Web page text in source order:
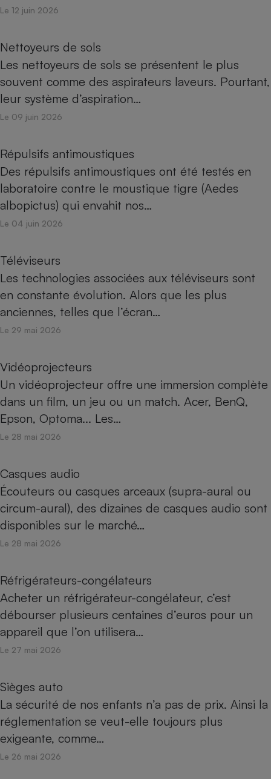
Le 12 juin 2026
Nettoyeurs de sols
Les nettoyeurs de sols se présentent le plus
souvent comme des aspirateurs laveurs. Pourtant,
leur système d’aspiration…
Le 09 juin 2026
Répulsifs antimoustiques
Des répulsifs antimoustiques ont été testés en
laboratoire contre le moustique tigre (Aedes
albopictus) qui envahit nos…
Le 04 juin 2026
Téléviseurs
Les technologies associées aux téléviseurs sont
en constante évolution. Alors que les plus
anciennes, telles que l’écran…
Le 29 mai 2026
Vidéoprojecteurs
Un vidéoprojecteur offre une immersion complète
dans un film, un jeu ou un match. Acer, BenQ,
Epson, Optoma... Les…
Le 28 mai 2026
Casques audio
Écouteurs ou casques arceaux (supra-aural ou
circum-aural), des dizaines de casques audio sont
disponibles sur le marché…
Le 28 mai 2026
Réfrigérateurs-congélateurs
Acheter un réfrigérateur-congélateur, c’est
débourser plusieurs centaines d’euros pour un
appareil que l’on utilisera…
Le 27 mai 2026
Sièges auto
La sécurité de nos enfants n’a pas de prix. Ainsi la
réglementation se veut-elle toujours plus
exigeante, comme…
Le 26 mai 2026